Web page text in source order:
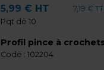
5,99 € HT
7,19 €
Pqt de 10
Profil pince à
Code : 102204